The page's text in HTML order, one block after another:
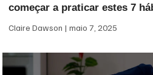
começar a praticar estes 7
Claire Dawson maio 7, 2025